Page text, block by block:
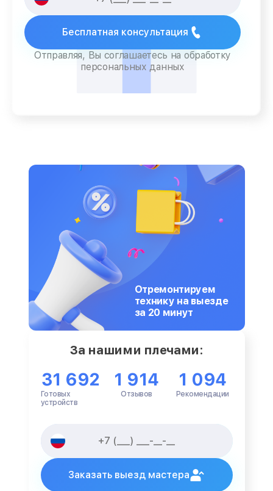
Бесплатная консультация
Отправляя, Вы соглашаетесь на обработку
персональных данных
Отремонтируем
технику на выезде
за 20 минут
За нашими плечами:
31 692
Готовых
устройств
1 914
Отзывов
1 094
Рекомендации
Заказать выезд мастера